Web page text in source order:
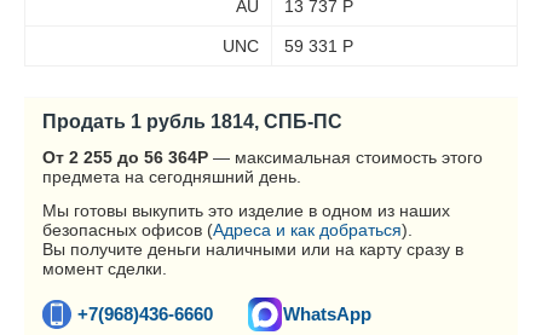
AU 13 737 Р
UNC 59 331 Р
Продать 1 рубль 1814, СПБ-ПС
От 2 255 до 56 364Р — максимальная стоимость этого
предмета на сегодняшний день.
Мы готовы выкупить это изделие в одном из наших
безопасных офисов (Адреса и как добраться).
Вы получите деньги наличными или на карту сразу в
момент сделки.
+7(968)436-6660 WhatsApp